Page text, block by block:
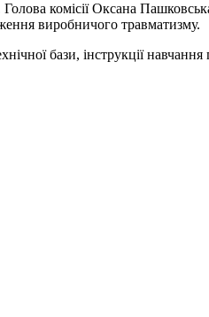
комісії Оксана
виробничого травматизму.
бази, інструкції